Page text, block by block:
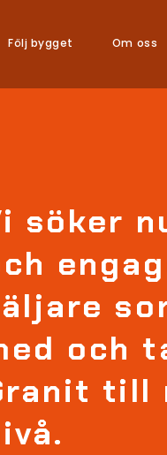
Följ bygget Om oss
söker
och
till